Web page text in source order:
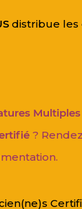
distribue
Multiples
?